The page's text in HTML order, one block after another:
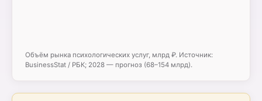
Объём рынка психологических услуг, млрд ₽. Источник:
BusinessStat / РБК; 2028 — прогноз (68–154 млрд).